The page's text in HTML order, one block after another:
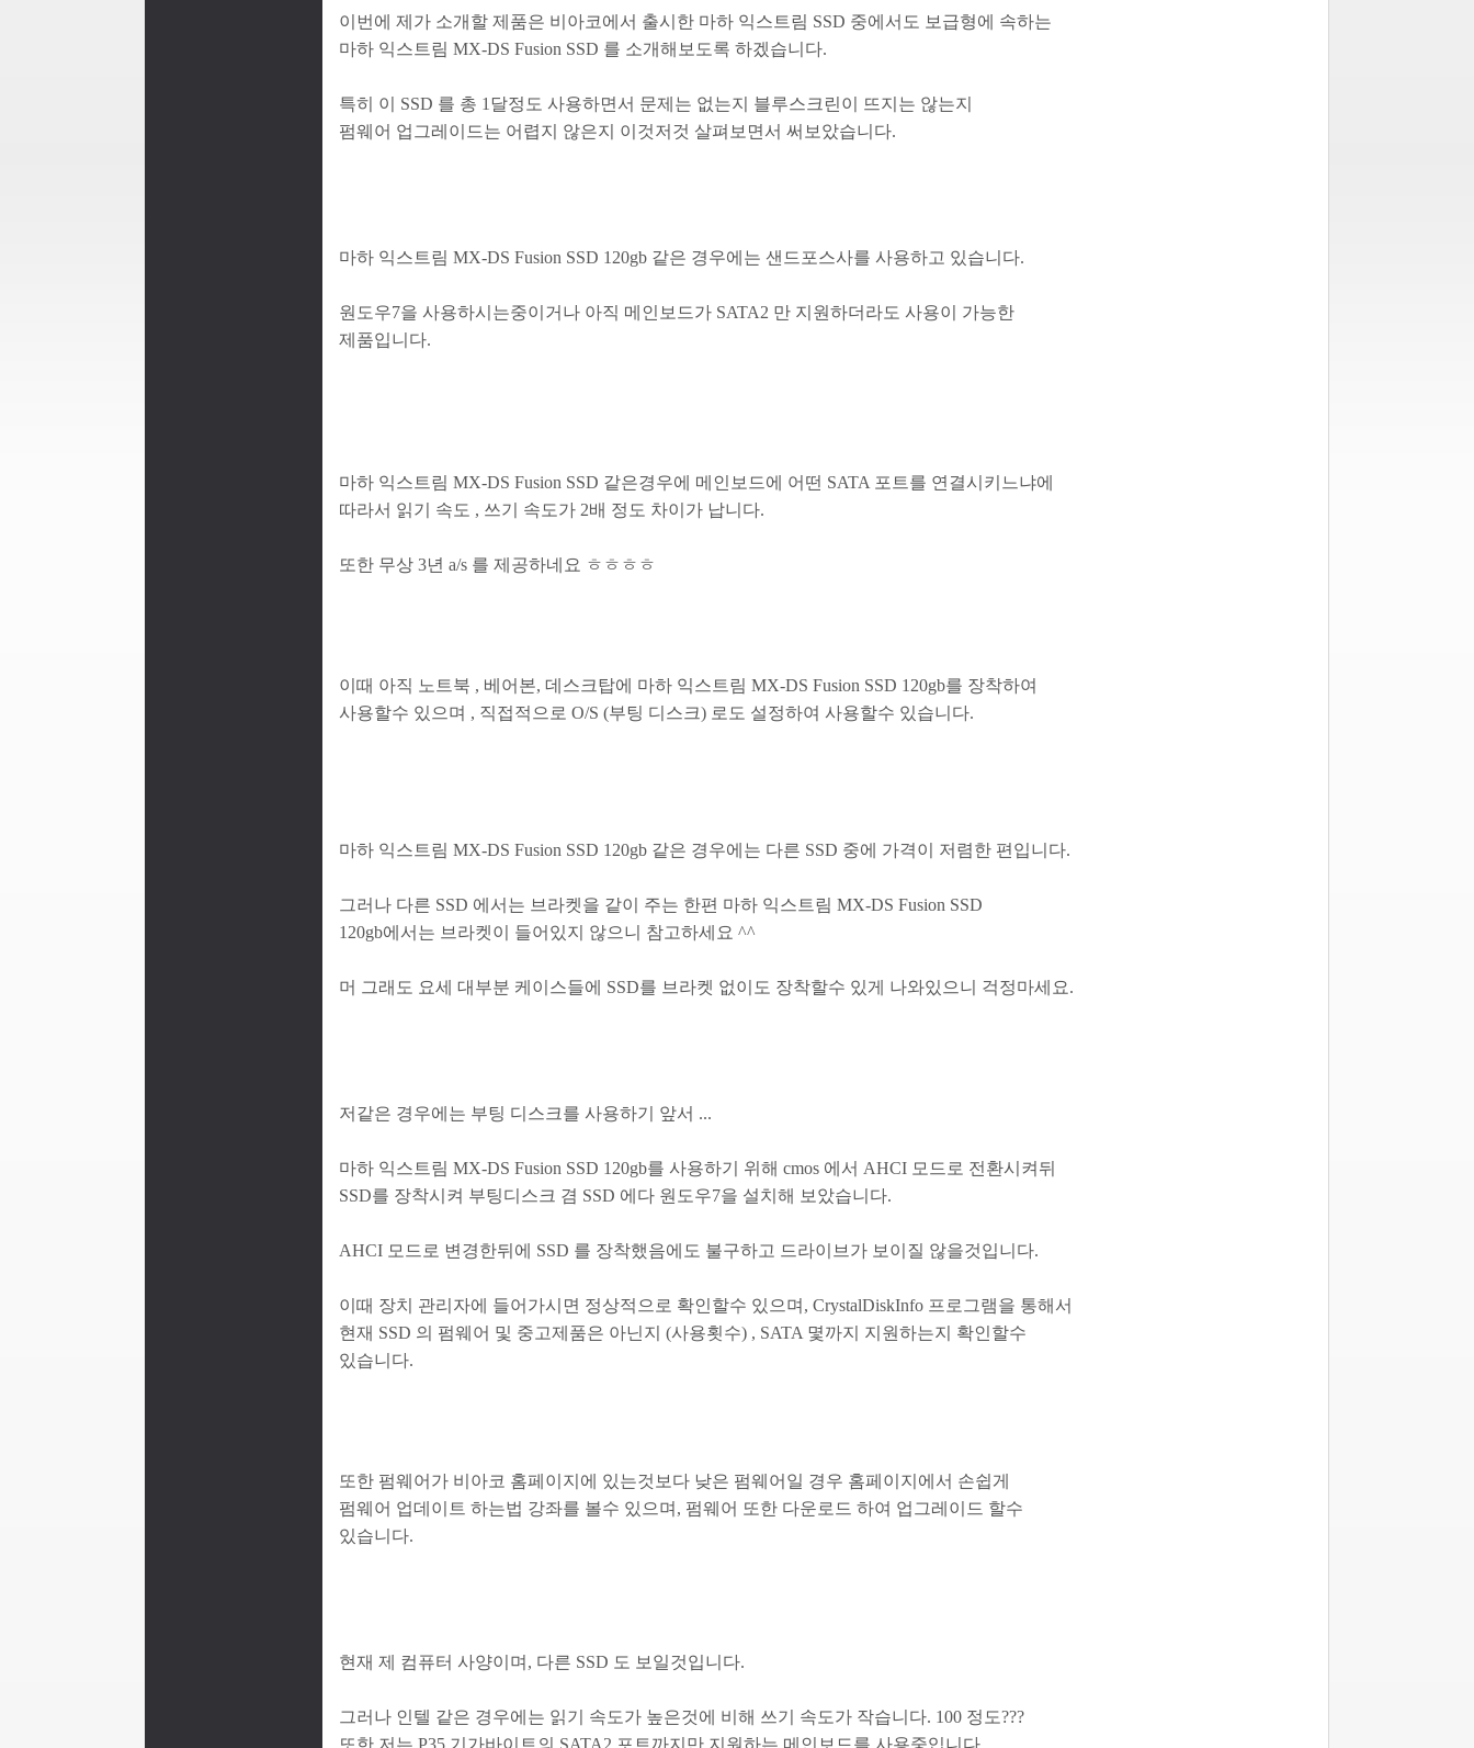
이번에 제가 소개할 제품은 비아코에서 출시한 마하 익스트림 SSD 중에서도 보급형에 속하는
마하 익스트림 MX-DS Fusion SSD 를 소개해보도록 하겠습니다.
특히 이 SSD 를 총 1달정도 사용하면서 문제는 없는지 블루스크린이 뜨지는 않는지
펌웨어 업그레이드는 어렵지 않은지 이것저것 살펴보면서 써보았습니다.
마하 익스트림 MX-DS Fusion SSD 120gb 같은 경우에는 샌드포스사를 사용하고 있습니다.
원도우7을 사용하시는중이거나 아직 메인보드가 SATA2 만 지원하더라도 사용이 가능한
제품입니다.
마하 익스트림 MX-DS Fusion SSD 같은경우에 메인보드에 어떤 SATA 포트를 연결시키느냐에
따라서 읽기 속도 , 쓰기 속도가 2배 정도 차이가 납니다.
또한 무상 3년 a/s 를 제공하네요 ㅎㅎㅎㅎ
이때 아직 노트북 , 베어본, 데스크탑에 마하 익스트림 MX-DS Fusion SSD 120gb를 장착하여
사용할수 있으며 , 직접적으로 O/S (부팅 디스크) 로도 설정하여 사용할수 있습니다.
마하 익스트림 MX-DS Fusion SSD 120gb 같은 경우에는 다른 SSD 중에 가격이 저렴한 편입니다.
그러나 다른 SSD 에서는 브라켓을 같이 주는 한편 마하 익스트림 MX-DS Fusion SSD
120gb에서는 브라켓이 들어있지 않으니 참고하세요 ^^
머 그래도 요세 대부분 케이스들에 SSD를 브라켓 없이도 장착할수 있게 나와있으니 걱정마세요.
저같은 경우에는 부팅 디스크를 사용하기 앞서 ...
마하 익스트림 MX-DS Fusion SSD 120gb를 사용하기 위해 cmos 에서 AHCI 모드로 전환시켜뒤
SSD를 장착시켜 부팅디스크 겸 SSD 에다 원도우7을 설치해 보았습니다.
AHCI 모드로 변경한뒤에 SSD 를 장착했음에도 불구하고 드라이브가 보이질 않을것입니다.
이때 장치 관리자에 들어가시면 정상적으로 확인할수 있으며, CrystalDiskInfo 프로그램을 통해서
현재 SSD 의 펌웨어 및 중고제품은 아닌지 (사용횟수) , SATA 몇까지 지원하는지 확인할수
있습니다.
또한 펌웨어가 비아코 홈페이지에 있는것보다 낮은 펌웨어일 경우 홈페이지에서 손쉽게
펌웨어 업데이트 하는법 강좌를 볼수 있으며, 펌웨어 또한 다운로드 하여 업그레이드 할수
있습니다.
현재 제 컴퓨터 사양이며, 다른 SSD 도 보일것입니다.
그러나 인텔 같은 경우에는 읽기 속도가 높은것에 비해 쓰기 속도가 작습니다. 100 정도???
또한 저는 P35 기가바이트의 SATA2 포트까지만 지원하는 메인보드를 사용중입니다.